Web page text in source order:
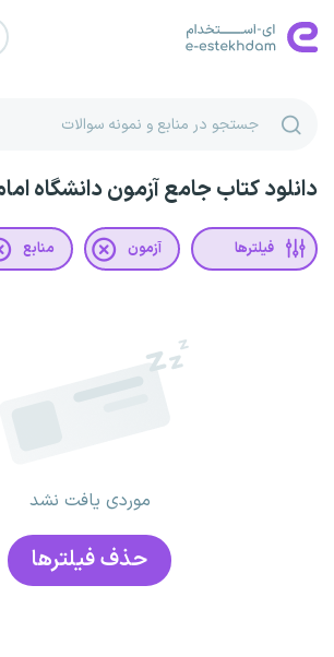
دانلود کتاب جامع آزمون دانشگاه
فیلترها آزمون منابع
موردی یافت نشد
حذف فیلتر‌ها